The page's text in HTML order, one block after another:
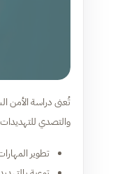
تُعنى دراسة الأمن
والتصدي للتهديدات
تطوير